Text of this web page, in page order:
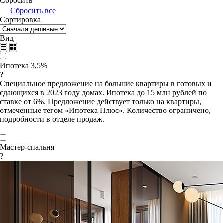
Сбросить все
Сортировка
Вид
Ипотека 3,5%
?
Специальное предложение на большие квартиры в готовых и
сдающихся в 2023 году домах. Ипотека до 15 млн рублей по
ставке от 6%. Предложение действует только на квартиры,
отмеченные тегом «Ипотека Плюс». Количество ограничено,
подробности в отделе продаж.
Мастер-спальня
?